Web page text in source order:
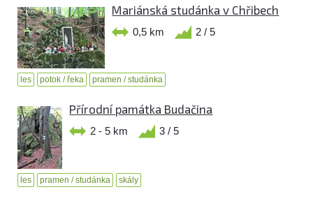
Mariánská studánka v Chřibech
0,5 km 2 / 5
les potok / řeka pramen / studánka
Přírodní památka Budačina
2 - 5 km 3 / 5
les pramen / studánka skály